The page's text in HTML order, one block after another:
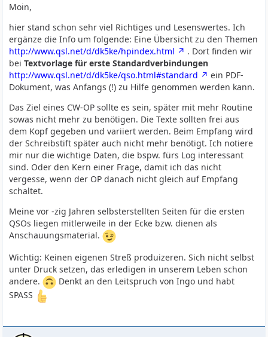
Moin,
hier stand schon sehr viel Richtiges und Lesenswertes. Ich
ergänze die Info um folgende: Eine Übersicht zu den Themen
http://www.qsl.net/d/dk5ke/hpindex.html
. Dort finden wir
beiTextvorlage für erste Standardverbindungen
http://www.qsl.net/d/dk5ke/qso.html#standard
ein PDF-
Dokument, was Anfangs (!) zu Hilfe genommen werden kann.
Das Ziel eines CW-OP sollte es sein, später mit mehr Routine
sowas nicht mehr zu benötigen. Die Texte sollten frei aus
dem Kopf gegeben und variiert werden. Beim Empfang wird
der Schreibstift später auch nicht mehr benötigt. Ich notiere
mir nur die wichtige Daten, die bspw. fürs Log interessant
sind. Oder den Kern einer Frage, damit ich das nicht
vergesse, wenn der OP danach nicht gleich auf Empfang
schaltet.
Meine vor -zig Jahren selbsterstellten Seiten für die ersten
QSOs liegen mitlerweile in der Ecke bzw. dienen als
Anschauungsmaterial.
Wichtig: Keinen eigenen Streß produizeren. Sich nicht selbst
unter Druck setzen, das erledigen in unserem Leben schon
andere.
Denkt an den Leitspruch von Ingo und habt
SPASS